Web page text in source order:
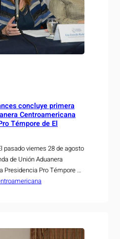
concluye primera
Centroamericana
Témpore de El
viernes 28 de agosto
de Unión Aduanera
Pro Témpore de
avances